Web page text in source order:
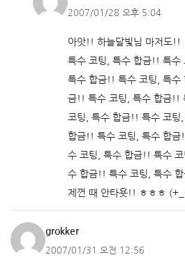
2007/01/28 오후 5:04
아앗!! 하늘달빛님 마저도!!
특수 코팅, 특수 합금!! 특수
특수 합금!! 특수 코팅, 특
금!! 특수 코팅, 특수 합금!!
코팅, 특수 합금!! 특수 코
합금!! 특수 코팅, 특수 합
수 코팅, 특수 합금!! 특수
수 합금!! 특수 코팅, 특수
제껀 때 안타욧!! ㅎㅎㅎ
grokker
2007/01/31 오전 12:56